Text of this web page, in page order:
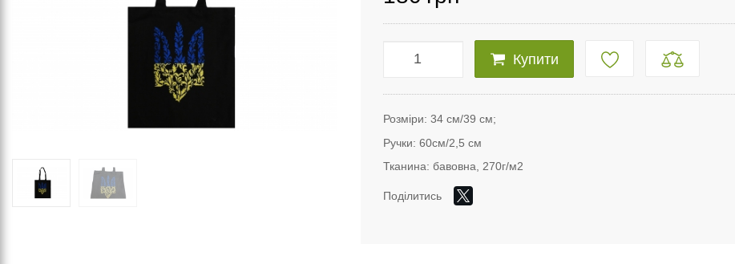
Купити
Розміри: 34 см/39 см;
Ручки: 60см/2,5 см
Тканина: бавовна, 270г/м2
Поділитись